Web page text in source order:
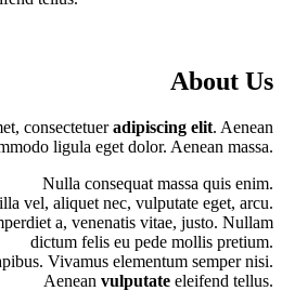
About Us
consectetueradipiscing elit. Aenean
ligula eget dolor. Aenean massa.
Nulla consequat massa quis enim.
vel, aliquet nec, vulputate eget, arcu.
a, venenatis vitae, justo. Nullam
dictum felis eu pede mollis pretium.
Vivamus elementum semper nisi.
Aenean vulputate eleifend tellus.